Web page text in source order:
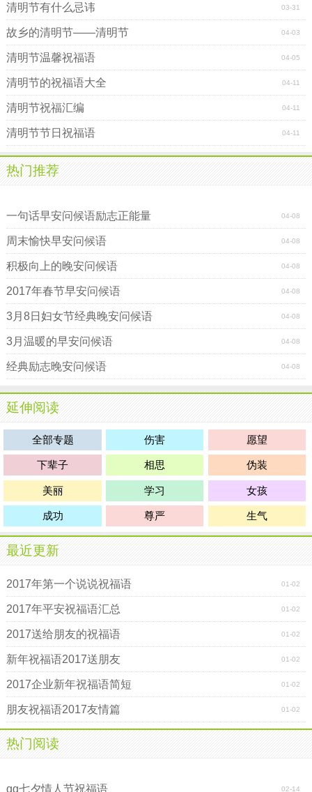
03-31
清明节有什么忌讳
04-03
故乡的清明节——清明节
04-05
清明节温馨祝福语
04-11
清明节的祝福语大全
04-11
清明节祝福汇编
04-11
清明节节日祝福语
热门推荐
04-08
一句话早安问候语励志正能量
04-08
周末愉快早安问候语
04-08
积极向上的晚安问候语
04-08
2017年春节早安问候语
04-08
3月8日妇女节经典晚安问候语
04-08
3月温暖的早安问候语
04-08
经典励志晚安问候语
延伸阅读
全部专题 伤害 愿望
下辈子 相思 伪装
美丽 学习 女孩
成功 尊严 生气
最近更新
01-02
2017年第一个说说祝福语
01-02
2017年平安祝福语汇总
01-02
2017送给朋友的祝福语
01-02
新年祝福语2017送朋友
01-02
2017企业新年祝福语简短
01-02
朋友祝福语2017友情篇
热门阅读
02-14
qq七夕情人节祝福语